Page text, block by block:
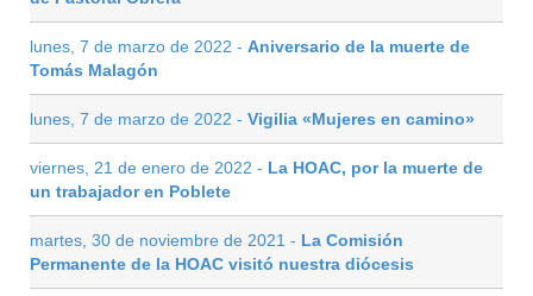
lunes, 7 de marzo de 2022 - Aniversario de la muerte de
Tomás Malagón
lunes, 7 de marzo de 2022 - Vigilia «Mujeres en camino»
viernes, 21 de enero de 2022 - La HOAC, por la muerte de
un trabajador en Poblete
martes, 30 de noviembre de 2021 - La Comisión
Permanente de la HOAC visitó nuestra diócesis